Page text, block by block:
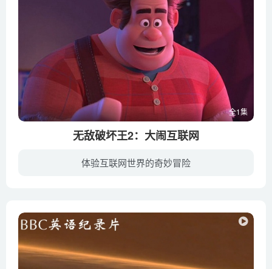
全1集
无敌破坏王2：大闹互联网
体验互联网世界的奇妙冒险